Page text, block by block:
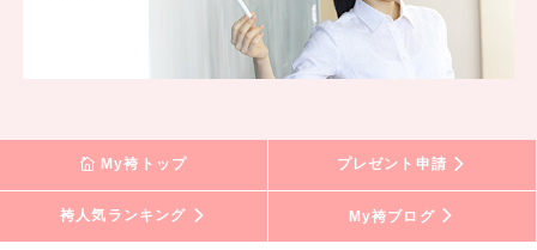
My袴トップ プレゼント申請
袴人気ランキング My袴ブログ